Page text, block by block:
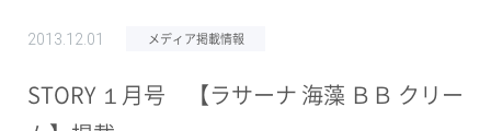
2013.12.01 メディア掲載情報
STORY １月号 【ラサーナ 海藻 ＢＢ クリー